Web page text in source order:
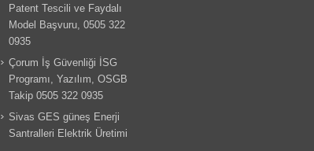
Patent Tescili ve Faydalı
Model Başvuru, 0505 322
0935
Çorum İş Güvenliği İSG
Programı, Yazılım, OSGB
Takip 0505 322 0935
Sivas GES güneş Enerji
Santralleri Elektrik Üretimi